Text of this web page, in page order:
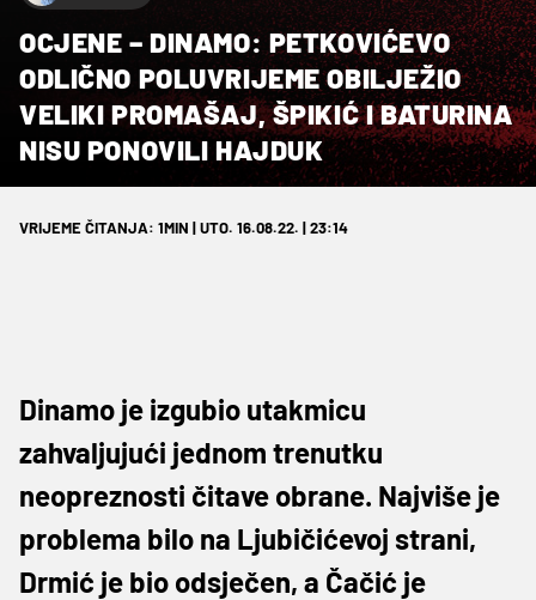
OCJENE – DINAMO: PETKOVIĆEVO
ODLIČNO POLUVRIJEME OBILJEŽIO
VELIKI PROMAŠAJ, ŠPIKIĆ I BATURINA
NISU PONOVILI HAJDUK
VRIJEME ČITANJA: 1MIN | UTO. 16.08.22. | 23:14
Dinamo je izgubio utakmicu
zahvaljujući jednom trenutku
neopreznosti čitave obrane. Najviše je
problema bilo na Ljubičićevoj strani,
Drmić je bio odsječen, a Čačić je